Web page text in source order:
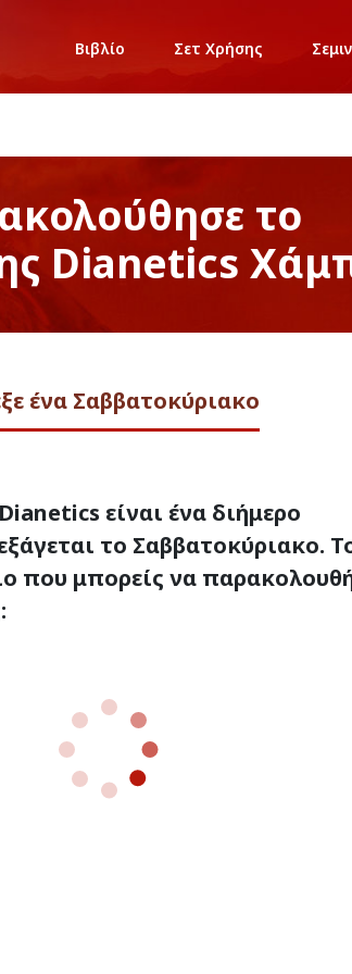
Βιβλίο Σετ Χρήσης
το
Dianetics
ένα Σαββατοκύριακο
είναι ένα διήμερο
το Σαββατοκύριακο.
που μπορείς να